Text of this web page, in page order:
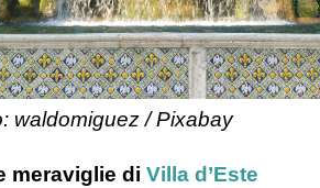
waldomiguez / Pixabay
meraviglie di Villa d’Este